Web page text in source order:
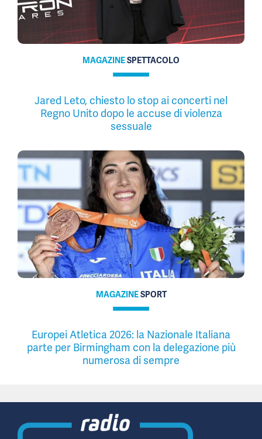
MAGAZINESPETTACOLO
Jared Leto, chiesto lo stop ai concerti nel
Regno Unito dopo le accuse di violenza
sessuale
MAGAZINESPORT
Europei Atletica 2026: la Nazionale Italiana
parte per Birmingham con la delegazione più
numerosa di sempre